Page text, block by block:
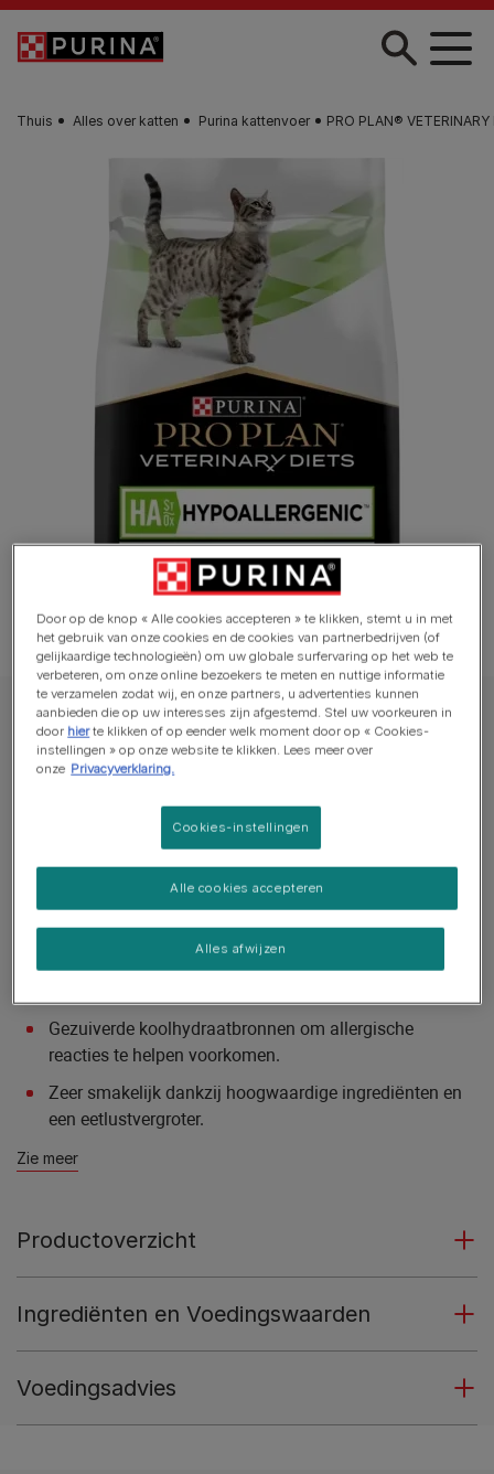
Skip to main content
Thuis Alles over katten Purina kattenvoer PRO PLAN®
PRO PLAN® VETERINARY DIETS kattenvoer
PRO PLAN® VETERINARY DIETS Feline HA
St/Ox Hypoallergenic
Average:5 (1vote)
Beschikbare formaten: 1.3kg 3.5 kg
Een enkelvoudige gehydrolyseerde eiwitbron met een
laag molecuulgewicht om allergische reacties te helpen
Gezuiverde koolhydraatbronnen om allergische
reacties te helpen voorkomen.
Zeer smakelijk dankzij hoogwaardige ingrediënten en
een eetlustvergroter.
Zie meer
Productoverzicht
Ingrediënten en Voedingswaarden
Voedingsadvies
Door op de knop « Alle cookies accepteren » te klikken, stemt u in met
het gebruik van onze cookies en de cookies van partnerbedrijven (of
gelijkaardige technologieën) om uw globale surfervaring op het web te
verbeteren, om onze online bezoekers te meten en nuttige informatie
te verzamelen zodat wij, en onze partners, u advertenties kunnen
aanbieden die op uw interesses zijn afgestemd. Stel uw voorkeuren in
door hierte klikken of op eender welk moment door op « Cookies-
instellingen » op onze website te klikken. Lees meer over
onze Privacyverklaring.
Cookies-instellingen
Alles afwijzen
Alle cookies accepteren